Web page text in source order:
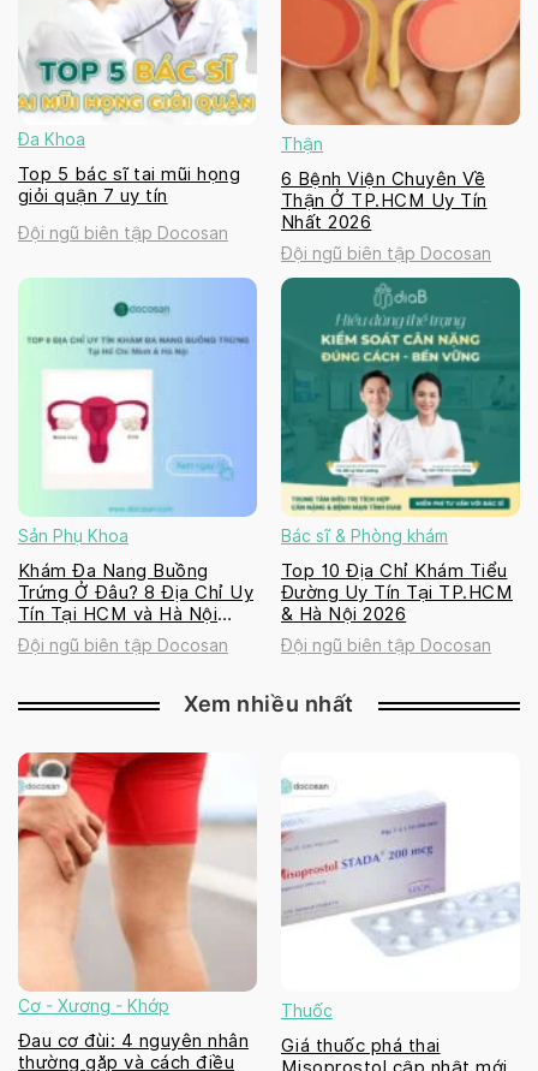
Đa Khoa
Top 5 bác sĩ tai mũi họng
giỏi quận 7 uy tín
Đội ngũ biên tập Docosan
Thận
6 Bệnh Viện Chuyên Về
Thận Ở TP.HCM Uy Tín
Nhất 2026
Đội ngũ biên tập Docosan
Sản Phụ Khoa
Khám Đa Nang Buồng
Trứng Ở Đâu? 8 Địa Chỉ Uy
Tín Tại HCM và Hà Nội
2026
Đội ngũ biên tập Docosan
Bác sĩ & Phòng khám
Top 10 Địa Chỉ Khám Tiểu
Đường Uy Tín Tại TP.HCM
& Hà Nội 2026
Đội ngũ biên tập Docosan
Xem nhiều nhất
Cơ - Xương - Khớp
Đau cơ đùi: 4 nguyên nhân
thường gặp và cách điều
Thuốc
Giá thuốc phá thai